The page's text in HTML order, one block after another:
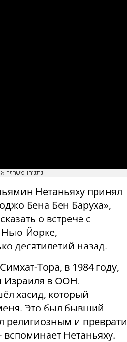
נתניהו משחזר
Нетаньяху принял
Бена Бен Баруха»,
о встрече с
Йорке,
десятилетий назад.
Тора, в 1984 году,
Израиля в ООН.
хасид, который
Это был бывший
религиозным и
Нетаньяху.